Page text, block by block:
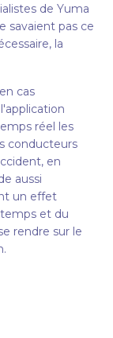
de Yuma
savaient pas ce
la
cas
réel les
conducteurs
en
aussi
un effet
et du
rendre sur le